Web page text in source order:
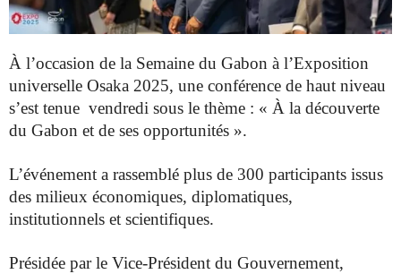
À l’occasion de la Semaine du Gabon à l’Exposition
universelle Osaka 2025, une conférence de haut niveau
s’est tenue vendredi sous le thème : « À la découverte
du Gabon et de ses opportunités ».
L’événement a rassemblé plus de 300 participants issus
des milieux économiques, diplomatiques,
institutionnels et scientifiques.
Présidée par le Vice-Président du Gouvernement,